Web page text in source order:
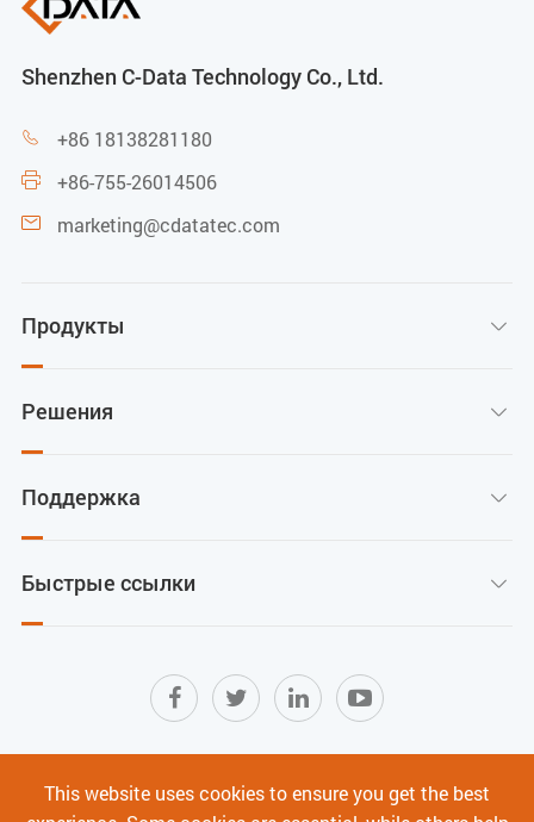
Shenzhen C-Data Technology Co., Ltd.
 +86 18138281180
 +86-755-26014506
 marketing@cdatatec.com
Продукты 
Решения 
Поддержка 
Быстрые ссылки 
Карта сайта Условия использования
Политика конфиденциальности
|
This website uses cookies to ensure you get the best